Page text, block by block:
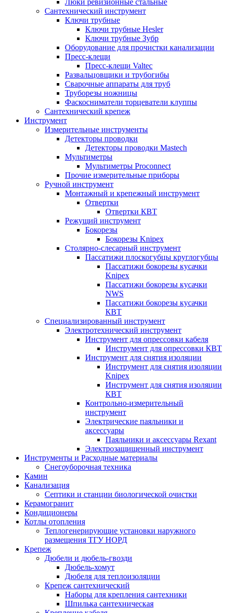
Люки ревизионные стальные
Сантехнический инструмент
Ключи трубные
Ключи трубные Hesler
Ключи трубные Зубр
Оборудование для прочистки канализации
Пресс-клещи
Пресс-клещи Valtec
Развальцовщики и трубогибы
Сварочные аппараты для труб
Труборезы ножницы
Фаскосниматели торцеватели клуппы
Сантехнический крепеж
Инструмент
Измерительные инструменты
Детекторы проводки
Детекторы проводки Mastech
Мультиметры
Мультиметры Proconnect
Прочие измерительные приборы
Ручной инструмент
Монтажный и крепежный инструмент
Отвертки
Отвертки КВТ
Режущий инструмент
Бокорезы
Бокорезы Knipex
Столярно-слесарный инструмент
Пассатижи плоскогубцы круглогубцы
Пассатижи бокорезы кусачки
Knipex
Пассатижи бокорезы кусачки
NWS
Пассатижи бокорезы кусачки
КВТ
Специализированный инструмент
Электротехнический инструмент
Инструмент для опрессовки кабеля
Инструмент для опрессовки КВТ
Инструмент для снятия изоляции
Инструмент для снятия изоляции
Knipex
Инструмент для снятия изоляции
КВТ
Контрольно-измерительный
инструмент
Электрические паяльники и
аксессуары
Паяльники и аксессуары Rexant
Электрозащищенный инструмент
Инструменты и Расходные материалы
Снегоуборочная техника
Камин
Канализация
Септики и станции биологической очистки
Керамогранит
Кондиционеры
Котлы отопления
Теплогенерирующие установки наружного
размещения ТГУ НОРД
Крепеж
Дюбели и дюбель-гвозди
Дюбель-хомут
Дюбеля для теплоизоляции
Крепеж сантехнический
Наборы для крепления сантехники
Шпилька сантехническая